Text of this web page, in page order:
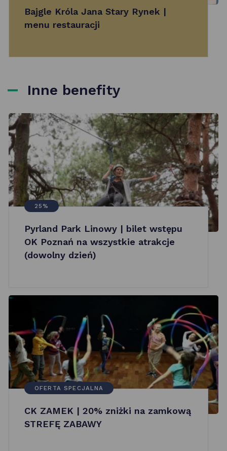
Bajgle Króla Jana Stary Rynek |
menu restauracji
Inne benefity
25%
Pyrland Park Linowy | bilet wstępu
OK Poznań na wszystkie atrakcje
(dowolny dzień)
OFERTA SPECJALNA
CK ZAMEK | 20% zniżki na zamkową
STREFĘ ZABAWY